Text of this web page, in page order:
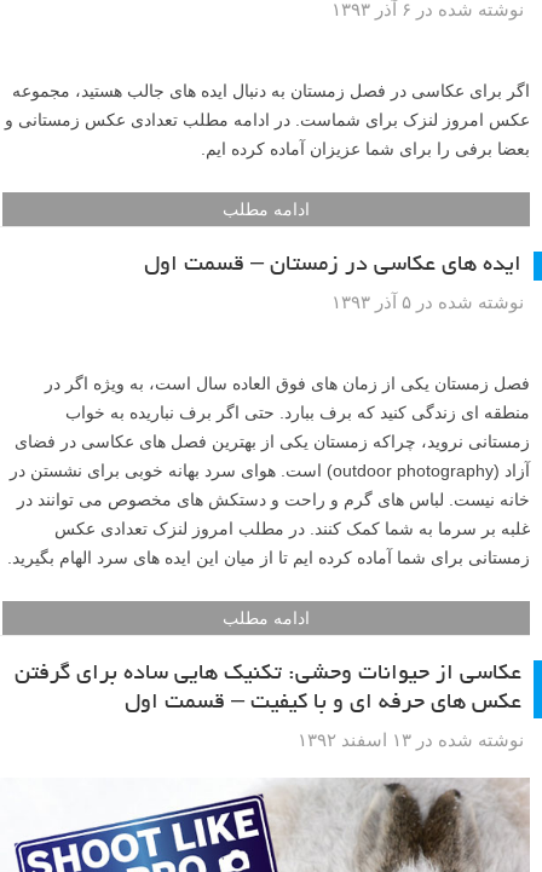
نوشته شده در ۶ آذر ۱۳۹۳
اگر برای عکاسی در فصل زمستان به دنبال ایده های جالب هستید، مجموعه
عکس امروز لنزک برای شماست. در ادامه مطلب تعدادی عکس زمستانی و
بعضا برفی را برای شما عزیزان آماده کرده ایم.
ادامه مطلب
ایده های عکاسی در زمستان – قسمت اول
نوشته شده در ۵ آذر ۱۳۹۳
فصل زمستان یکی از زمان های فوق العاده سال است، به ویژه اگر در
منطقه ای زندگی کنید که برف ببارد. حتی اگر برف نباریده به خواب
زمستانی نروید، چراکه زمستان یکی از بهترین فصل های عکاسی در فضای
آزاد (outdoor photography) است. هوای سرد بهانه خوبی برای نشستن در